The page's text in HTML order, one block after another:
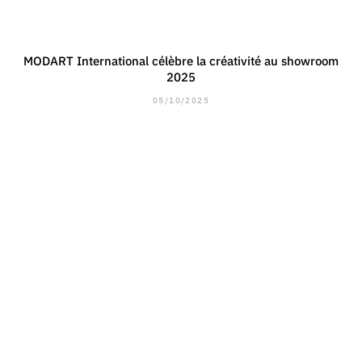
MODART International célèbre la créativité au showroom
2025
05/10/2025